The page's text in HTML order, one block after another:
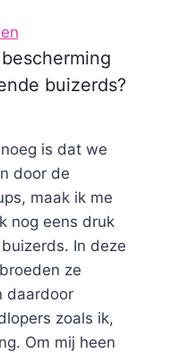
buizerds?
is dat we
door de
maak ik me
nog eens druk
In deze
ze
daardoor
zoals ik,
Om mij heen